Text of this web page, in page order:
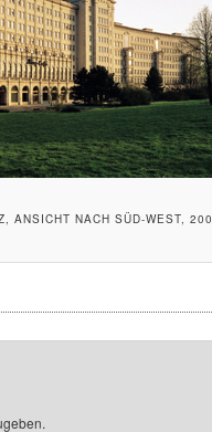
NACH SÜD-WEST, 2003